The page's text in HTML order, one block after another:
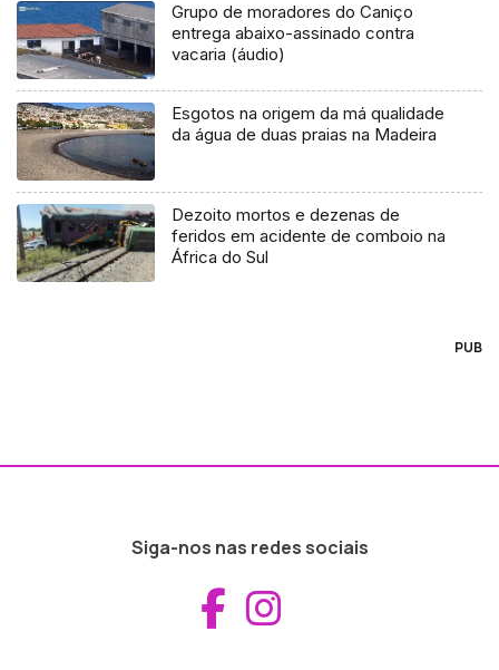
Grupo de moradores do Caniço
entrega abaixo-assinado contra
vacaria (áudio)
Esgotos na origem da má qualidade
da água de duas praias na Madeira
Dezoito mortos e dezenas de
feridos em acidente de comboio na
África do Sul
PUB
Siga-nos nas redes sociais
Aceder ao